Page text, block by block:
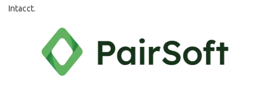
Intacct.